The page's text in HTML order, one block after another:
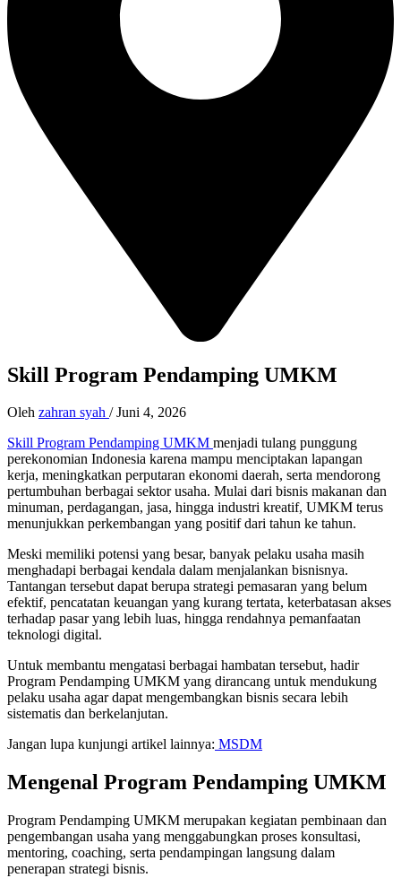
Skill Program Pendamping UMKM
Oleh zahran syah /Juni 4, 2026
Skill Program Pendamping UMKM menjadi tulang punggung
perekonomian Indonesia karena mampu menciptakan lapangan
kerja, meningkatkan perputaran ekonomi daerah, serta mendorong
pertumbuhan berbagai sektor usaha. Mulai dari bisnis makanan dan
minuman, perdagangan, jasa, hingga industri kreatif, UMKM terus
menunjukkan perkembangan yang positif dari tahun ke tahun.
Meski memiliki potensi yang besar, banyak pelaku usaha masih
menghadapi berbagai kendala dalam menjalankan bisnisnya.
Tantangan tersebut dapat berupa strategi pemasaran yang belum
efektif, pencatatan keuangan yang kurang tertata, keterbatasan akses
terhadap pasar yang lebih luas, hingga rendahnya pemanfaatan
teknologi digital.
Untuk membantu mengatasi berbagai hambatan tersebut, hadir
Program Pendamping UMKM yang dirancang untuk mendukung
pelaku usaha agar dapat mengembangkan bisnis secara lebih
sistematis dan berkelanjutan.
Jangan lupa kunjungi artikel lainnya: MSDM
Mengenal Program Pendamping UMKM
Program Pendamping UMKM merupakan kegiatan pembinaan dan
pengembangan usaha yang menggabungkan proses konsultasi,
mentoring, coaching, serta pendampingan langsung dalam
penerapan strategi bisnis.